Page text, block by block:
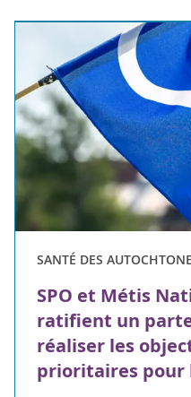
SANTÉ DES
SPO et Métis
ratifient un
réaliser les
prioritaires pour